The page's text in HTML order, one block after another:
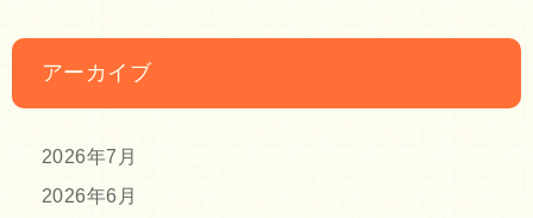
アーカイブ
2026年7月
2026年6月